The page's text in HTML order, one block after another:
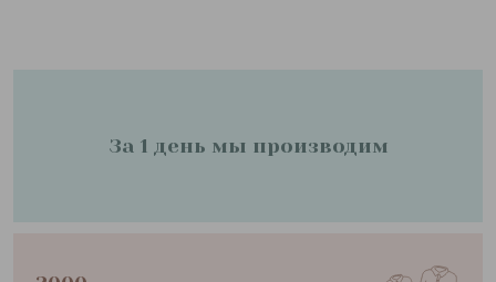
За 1 день мы производим